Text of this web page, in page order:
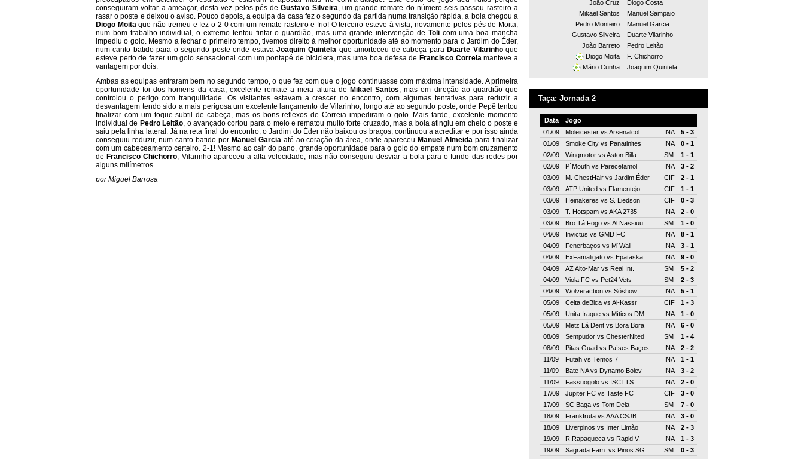
conseguiram voltar a ameaçar, desta vez pelos pés deGustavo Silveira, um grande remate do número seis passou rasteiro a
rasar o poste e deixou o aviso. Pouco depois, a equipa da casa fez o segundo da partida numa transição rápida, a bola chegou a
Diogo Moitaque não tremeu e fez o 2-0 com um remate rasteiro e frio! O terceiro esteve à vista, novamente pelos pés de Moita,
num bom trabalho individual, o extremo tentou fintar o guardião, mas uma grande intervenção de Tolicom uma boa mancha
impediu o golo. Mesmo a fechar o primeiro tempo, tivemos direito à melhor oportunidade até ao momento para o Jardim do Éder,
num canto batido para o segundo poste onde estava Joaquim Quintela que amorteceu de cabeça para Duarte Vilarinhoque
esteve perto de fazer um golo sensacional com um pontapé de bicicleta, mas uma boa defesa de Francisco Correiamanteve a
vantagem por dois.
Ambas as equipas entraram bem no segundo tempo, o que fez com que o jogo continuasse com máxima intensidade. A primeira
oportunidade foi dos homens da casa, excelente remate a meia altura de Mikael Santos , mas em direção ao guardião que
controlou o perigo com tranquilidade. Os visitantes estavam a crescer no encontro, com algumas tentativas para reduzir a
desvantagem tendo sido a mais perigosa um excelente lançamento de Vilarinho, longo até ao segundo poste, onde Pepê tentou
finalizar com um toque subtil de cabeça, mas os bons reflexos de Correia impediram o golo. Mais tarde, excelente momento
individual de Pedro Leitão , o avançado cortou para o meio e rematou muito forte cruzado, mas a bola atingiu em cheio o poste e
saiu pela linha lateral. Já na reta final do encontro, o Jardim do Éder não baixou os braços, continuou a acreditar e por isso ainda
conseguiu reduzir, num canto batido por Manuel Garcia até ao coração da área, onde apareceuManuel Almeida para finalizar
com um cabeceamento certeiro. 2-1! Mesmo ao cair do pano, grande oportunidade para o golo do empate num bom cruzamento
deFrancisco Chichorro , Vilarinho apareceu a alta velocidade, mas não conseguiu desviar a bola para o fundo das redes por
alguns milímetros.
por Miguel Barrosa
João Cruz
Diogo Costa
Mikael Santos
Manuel Sampaio
Pedro Monteiro
Manuel Garcia
Gustavo Silveira
Duarte Vilarinho
João Barreto
Pedro Leitão
Diogo Moita
F. Chichorro
Mário Cunha
Joaquim Quintela
Taça: Jornada 2
Data
Jogo
01/09
Moleicester vs Arsenalcol INA
5 - 3
01/09
Smoke City vs Panatinites INA
0 - 1
02/09
Wingmotor vs Aston Billa SM
1 - 1
02/09
P´Mouth vs Parecetamol INA
3 - 2
03/09
M. ChestHair vs Jardim Éder CIF
2 - 1
03/09
ATP United vs Flamentejo CIF
1 - 1
03/09
Heinakeres vs S. Liedson CIF
0 - 3
03/09
T. Hotspam vs AKA 2735 INA
2 - 0
03/09
Bro Tá Fogo vs Al Nassiuu SM
1 - 0
04/09
Invictus vs GMD FC INA
8 - 1
04/09
Fenerbaços vs M´Wall INA
3 - 1
04/09
ExFamaligato vs Epataska INA
9 - 0
04/09
AZ Alto-Mar vs Real Int. SM
5 - 2
04/09
Viola FC vs Pet24 Vets SM
2 - 3
04/09
Wolveraction vs Sóshow INA
5 - 1
05/09
Celta deBica vs Al-Kassr CIF
1 - 3
05/09
Unita Iraque vs Míticos DM INA
1 - 0
05/09
Metz Lá Dent vs Bora Bora INA
6 - 0
08/09
Sempudor vs ChesterNited SM
1 - 4
08/09
Pitas Guad vs Países Baços INA
2 - 2
11/09
Futah vs Temos 7 INA
1 - 1
11/09
Bate NAvs Dynamo Boiev INA
3 - 2
11/09
Fassuogolo vs ISCTTS INA
2 - 0
17/09
Jupiter FC vs Taste FC CIF
3 - 0
17/09
SC Baga vs Tom Dela SM
7 - 0
18/09
Frankfruta vs AAA CSJB INA
3 - 0
18/09
Liverpinos vs Inter Limão INA
2 - 3
19/09
R.Rapaqueca vs Rapid V. INA
1 - 3
19/09
Sagrada Fam. vs Pinos SG SM
0 - 3